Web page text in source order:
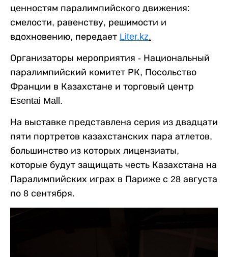
ценностям паралимпийского движения:
смелости, равенству, решимости и
вдохновению, передает Liter.kz.
Организаторы мероприятия - Национальный
паралимпийский комитет РК, Посольство
Франции в Казахстане и торговый центр
Esentai Mall.
На выставке представлена серия из двадцати
пяти портретов казахстанских пара атлетов,
большинство из которых лицензиаты,
которые будут защищать честь Казахстана на
Паралимпийских играх в Париже с 28 августа
по 8 сентября.